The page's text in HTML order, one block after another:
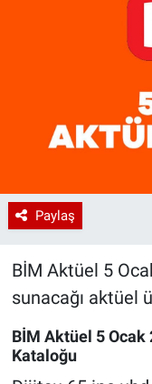
Paylaş
BİM Aktüel 5
sunacağı aktüel
BİM Aktüel 5
Kataloğu